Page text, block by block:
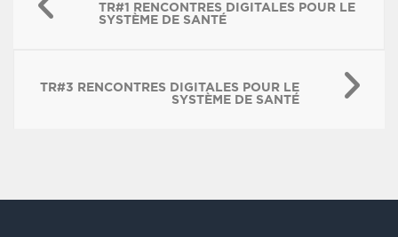
TR#1 RENCONTRES DIGITALES POUR LE
SYSTÈME DE SANTÉ
TR#3 RENCONTRES DIGITALES POUR LE
SYSTÈME DE SANTÉ